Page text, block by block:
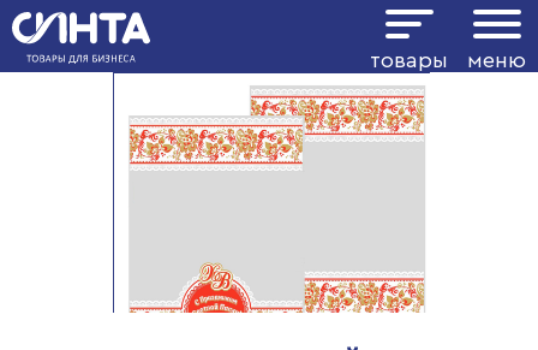
товары меню